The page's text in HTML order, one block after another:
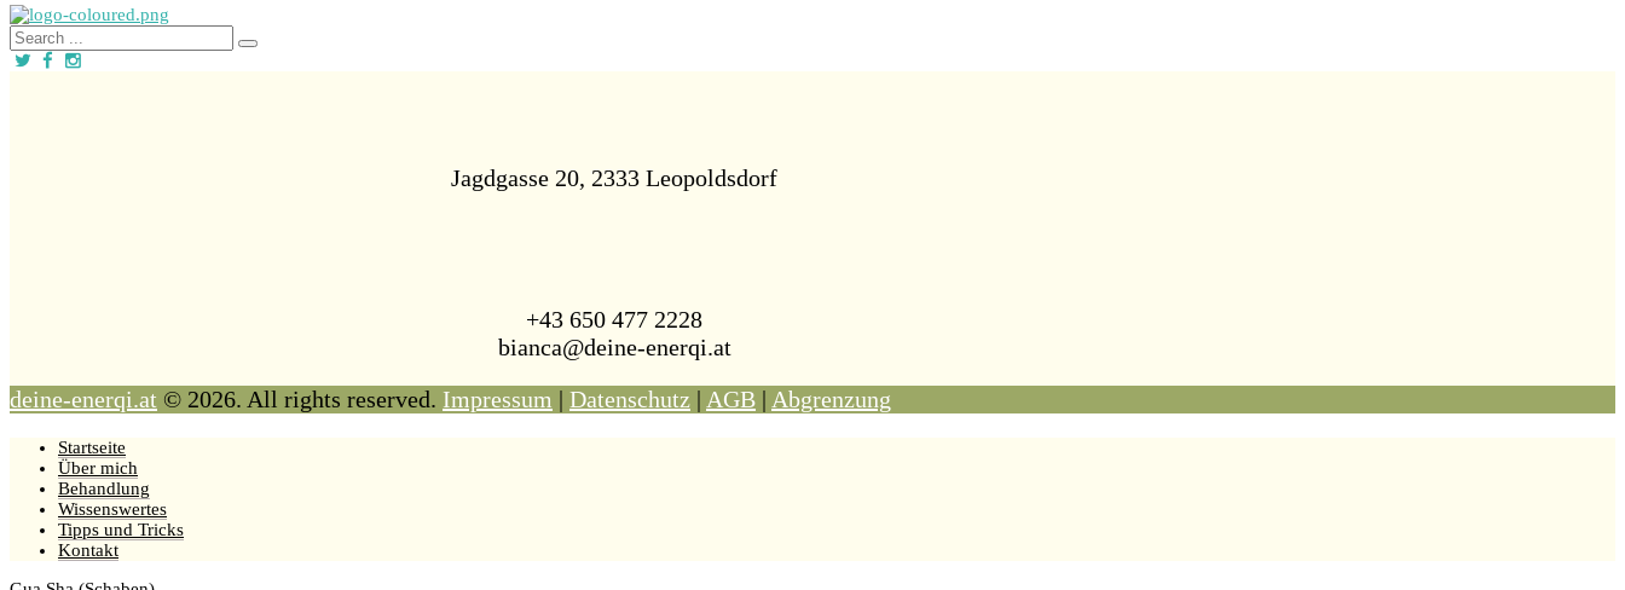
Jagdgasse 20, 2333 Leopoldsdorf
+43 650 477 2228
bianca@deine-enerqi.at
deine-enerqi.at © 2026. All rights reserved. Impressum | Datenschutz | AGB | Abgrenzung
Startseite
Über mich
Behandlung
Wissenswertes
Tipps und Tricks
Kontakt